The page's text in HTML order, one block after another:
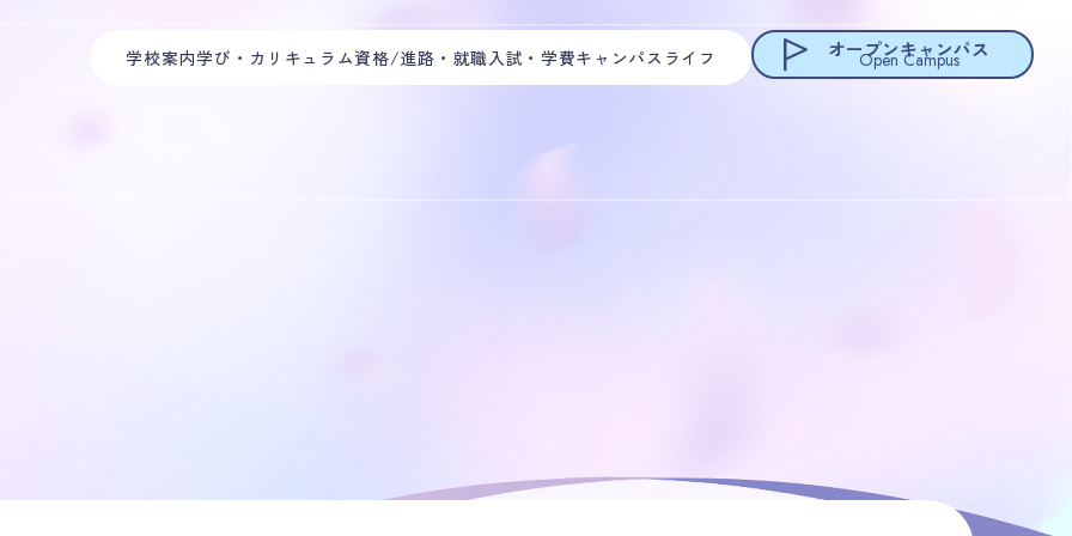
学校案内学び・カリキュラム資格/進路・就職入試・学費キャンパスライフ オープンキャンパス
Open Campus